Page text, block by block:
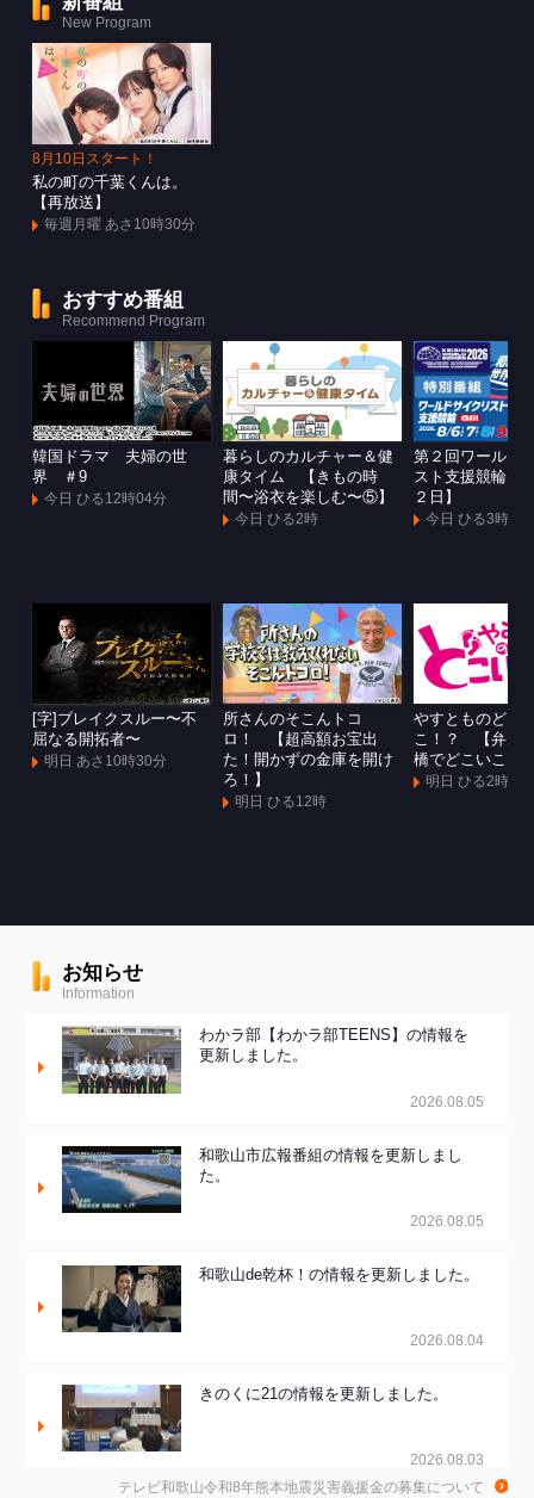
New Program
8月10日スタート！
私の町の千葉くんは。
【再放送】
毎週月曜 あさ10時30分
おすすめ番組
Recommend Program
韓国ドラマ 夫婦の世
界 ＃9
今日 ひる12時04分
暮らしのカルチャー＆健
康タイム 【きもの時
間〜浴衣を楽しむ〜⑤】
今日 ひる2時
第２回ワールド
スト支援競輪
２日】
今日 ひる3時
[字]ブレイクスルー〜不
屈なる開拓者〜
明日 あさ10時30分
所さんのそこんトコ
ロ！ 【超高額お宝出
た！開かずの金庫を開け
ろ！】
明日 ひる12時
やすとものどこ
こ！？ 【弁天
橋でどこいこ！
明日 ひる2時
お知らせ
Information
わかラ部【わかラ部TEENS】の情報を
更新しました。
2026.08.05
和歌山市広報番組の情報を更新しまし
た。
2026.08.05
和歌山de乾杯！の情報を更新しました。
2026.08.04
きのくに21の情報を更新しました。
2026.08.03
テレビ和歌山令和8年熊本地震災害義援金の募集について